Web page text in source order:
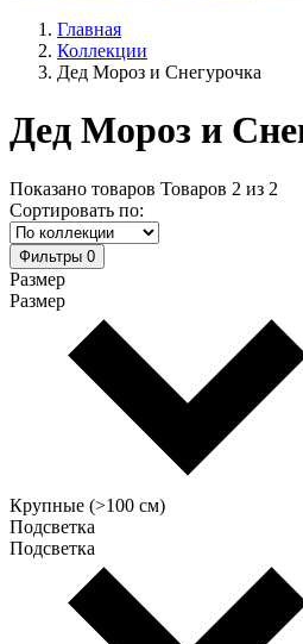
Главная
Коллекции
Дед Мороз и Снегурочка
Дед Мороз и
Показано товаров Товаров 2 из 2
Сортировать по:
Фильтры 0
Размер
Размер
Крупные (>100 см)
Подсветка
Подсветка